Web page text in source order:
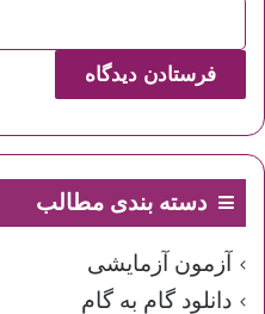
دسته بندی مطالب
آزمون آزمایشی
دانلود گام به گام